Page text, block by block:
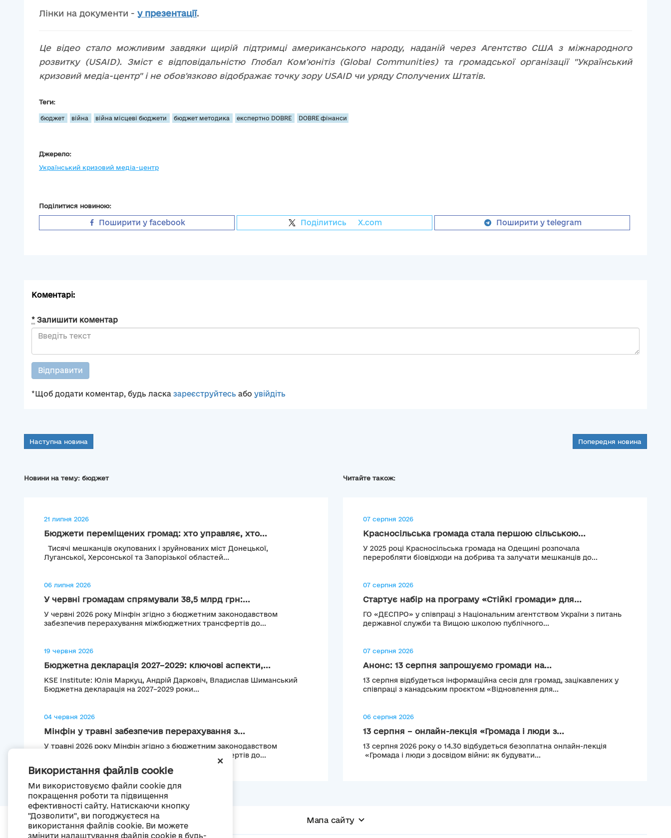
+
Використання файлів cookie
Ми використовуємо файли cookie для
покращення роботи та підвищення
ефективності сайту. Натискаючи кнопку
"Дозволити", ви погоджуєтеся на
використання файлів cookie. Ви можете
змінити налаштування файлів cookie в будь-
Лінки на документи - у презентації.
Це відео стало можливим завдяки щирій підтримці американського народу, наданій через Агентство США з міжнародного
розвитку (USAID). Зміст є відповідальністю Глобал Комʼюнітіз (Global Communities) та громадської організації "Український
кризовий медіа-центр" і не обов'язково відображає точку зору USAID чи уряду Сполучених Штатів.
Теги:
бюджет війна війна місцеві бюджети бюджет методика експертно DOBRE DOBRE фінанси
Джерело:
Український кризовий медіа-центр
Поділитися новиною:
Поширити у facebook Поділитись X.com Поширити у telegram
Коментарі:
* Залишити коментар
Відправити
*Щоб додати коментар, будь ласка зареєструйтесь або увійдіть
Наступна новина Попередня новина
Новини на тему: бюджет
21 липня 2026
Бюджети переміщених громад: хто управляє, хто...
Тисячі мешканців окупованих і зруйнованих міст Донецької,
Луганської, Херсонської та Запорізької областей...
06 липня 2026
У червні громадам спрямували 38,5 млрд грн:...
У червні 2026 року Мінфін згідно з бюджетним законодавством
забезпечив перерахування міжбюджетних трансфертів до...
19 червня 2026
Бюджетна декларація 2027–2029: ключові аспекти,...
KSE Institute: Юлія Маркуц, Андрій Дарковіч, Владислав Шиманський
Бюджетна декларація на 2027–2029 роки...
04 червня 2026
Мінфін у травні забезпечив перерахування з...
У травні 2026 року Мінфін згідно з бюджетним законодавством
забезпечив перерахування міжбюджетних трансфертів до...
Читайте також:
07 серпня 2026
Красносільська громада стала першою сільською...
У 2025 році Красносільська громада на Одещині розпочала
переробляти біовідходи на добрива та залучати мешканців до...
07 серпня 2026
Стартує набір на програму «Стійкі громади» для...
ГО «ДЕСПРО» у співпраці з Національним агентством України з питань
державної служби та Вищою школою публічного...
07 серпня 2026
Анонс: 13 серпня запрошуємо громади на...
13 серпня відбудеться інформаційна сесія для громад, зацікавлених у
співпраці з канадським проєктом «Відновлення для...
06 серпня 2026
13 серпня – онлайн-лекція «Громада і люди з...
13 серпня 2026 року о 14.30 відбудеться безоплатна онлайн-лекція
«Громада і люди з досвідом війни: як будувати...
Мапа сайту